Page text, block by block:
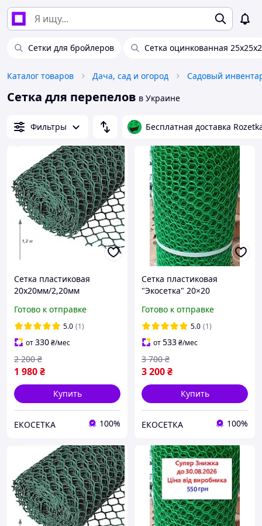
Сетки для бройлеров Сетка оцинкованная 25х25х2
Каталог товаров Дача, сад и огород Садовый
Сетка для перепелов в Украине
Фильтры Бесплатная доставка
Сетка пластиковая
20х20мм/2,20мм
Готово к отправке
5.0 (1)
от330₴/мес
1 980₴
2 200 ₴
Купить
ЕКОСЕТКА 100%
Сетка пластиковая
"Экосетка" 20×20
Готово к отправке
5.0 (1)
от533₴/мес
3 200₴
3 700 ₴
Купить
ЕКОСЕТКА 100%